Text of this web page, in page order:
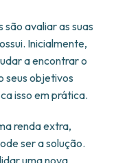
são avaliar as suas
Inicialmente,
a encontrar o
seus objetivos
isso em prática.
renda extra,
ser a solução.